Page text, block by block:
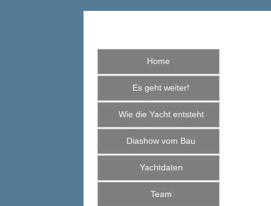
Home
Es geht weiter!
Wie die Yacht entsteht
Diashow vom Bau
Yachtdaten
Team